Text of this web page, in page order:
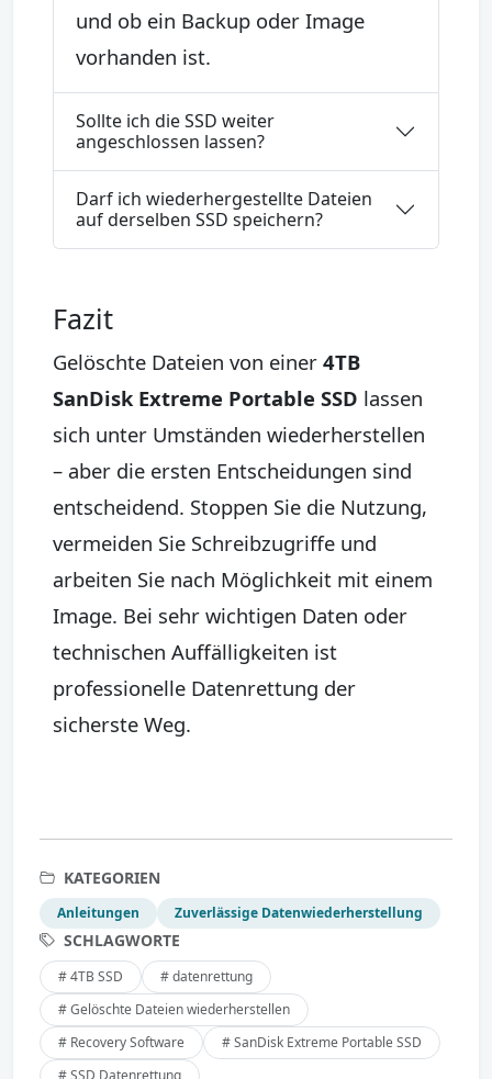
und ob ein Backup oder Image
vorhanden ist.
Sollte ich die SSD weiter
angeschlossen lassen?
Darf ich wiederhergestellte Dateien
auf derselben SSD speichern?
Fazit
Gelöschte Dateien von einer 4TB
SanDisk Extreme Portable SSD lassen
sich unter Umständen wiederherstellen
– aber die ersten Entscheidungen sind
entscheidend. Stoppen Sie die Nutzung,
vermeiden Sie Schreibzugriffe und
arbeiten Sie nach Möglichkeit mit einem
Image. Bei sehr wichtigen Daten oder
technischen Auffälligkeiten ist
professionelle Datenrettung der
sicherste Weg.
KATEGORIEN
Anleitungen Zuverlässige Datenwiederherstellung
SCHLAGWORTE
# 4TB SSD
# datenrettung
# Gelöschte Dateien wiederherstellen
# Recovery Software
# SanDisk Extreme Portable SSD
# SSD Datenrettung